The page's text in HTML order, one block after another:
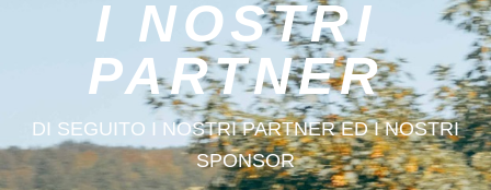
I NOSTRI
PARTNER
DI SEGUITO I NOSTRI PARTNER ED I NOSTRI
SPONSOR